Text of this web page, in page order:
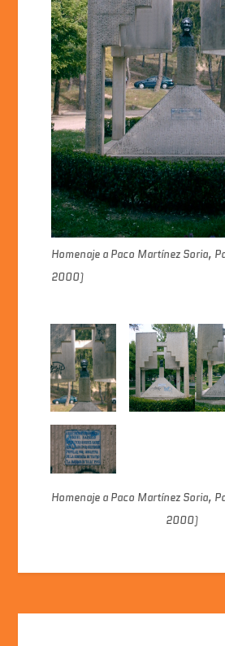
Homenaje a Paco Martínez Soria,
2000)
Homenaje a Paco Martínez Soria,
2000)